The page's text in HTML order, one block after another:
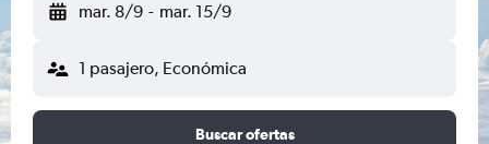
mar. 8/9 - mar. 15/9
1 pasajero, Económica
Buscar ofertas